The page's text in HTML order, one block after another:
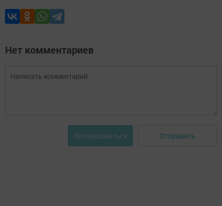
Нет комментариев
Авторизоваться Отправить